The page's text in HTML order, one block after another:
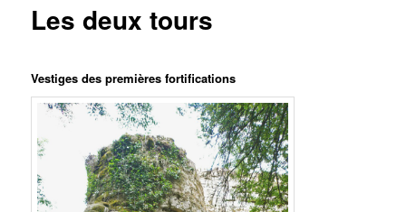
Les deux tours
Vestiges des premières fortifications